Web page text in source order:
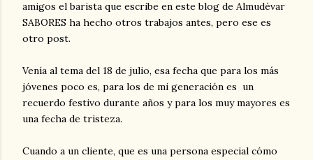
amigos el barista que escribe en este blog de Almudévar
SABORES ha hecho otros trabajos antes, pero ese es
otro post.
Venía al tema del 18 de julio, esa fecha que para los más
jóvenes poco es, para los de mi generación es un
recuerdo festivo durante años y para los muy mayores es
una fecha de tristeza.
Cuando a un cliente, que es una persona especial cómo